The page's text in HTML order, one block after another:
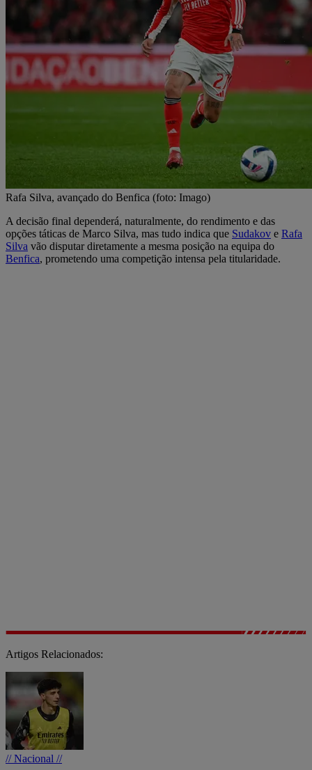
Rafa Silva, avançado do Benfica (foto: Imago)
A decisão final dependerá, naturalmente, do rendimento e das
opções táticas de Marco Silva, mas tudo indica que Sudakov e Rafa
Silva vão disputar diretamente a mesma posição na equipa do
Benfica, prometendo uma competição intensa pela titularidade.
Artigos Relacionados:
// Nacional //